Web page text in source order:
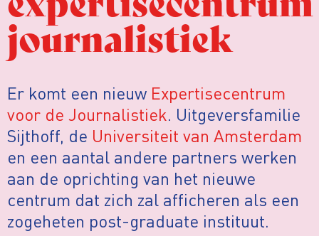
journalistiek
Er komt een nieuw Expertisecentrum
voor de Journalistiek. Uitgeversfamilie
Sijthoff, de Universiteit van Amsterdam
en een aantal andere partners werken
aan de oprichting van het nieuwe
centrum dat zich zal afficheren als een
zogeheten post-graduate instituut.